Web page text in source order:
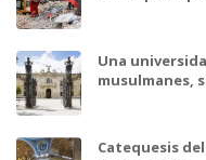
Una
musulmanes,
Catequesis